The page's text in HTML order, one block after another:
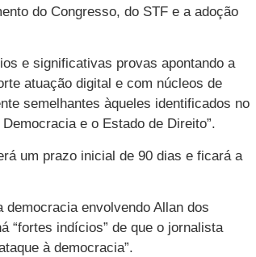
do Congresso, do STF e a adoção
e significativas provas apontando a
atuação digital e com núcleos de
semelhantes àqueles identificados no
e o Estado de Direito”.
um prazo inicial de 90 dias e ficará a
envolvendo Allan dos
“fortes indícios” de que o jornalista
à democracia”.